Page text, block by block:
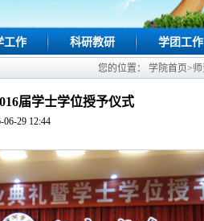
工作 科研教研 学团工作
您的位置： 学院首页>
届学士学位授予仪式
06-29 12:44